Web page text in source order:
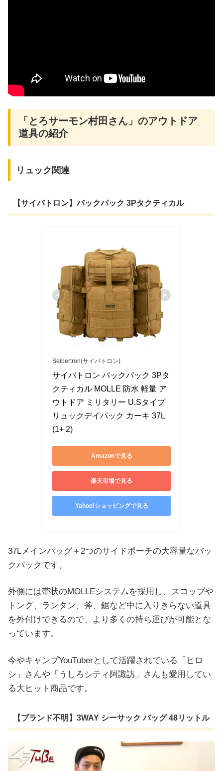
「とろサーモン村田さん」のアウトドア
道具の紹介
リュック関連
【サイバトロン】バックパック 3Pタクティカル
Seibertron(サイバトロン)
サイバトロン バックパック 3Pタ
クティカル MOLLE 防水 軽量 ア
ウトドア ミリタリー U.Sタイプ
リュックデイパック カーキ 37L
(1+ 2)
Amazonで見る
楽天市場で見る
Yahoo!ショッピングで見る
37Lメインバッグ＋2つのサイドポーチの大容量なバッ
クパックです。
外側には帯状のMOLLEシステムを採用し、スコップや
トング、ランタン、斧、鋸など中に入りきらない道具
を外付けできるので、より多くの持ち運びが可能とな
っています。
今やキャンプYouTuberとして活躍されている「ヒロ
シ」さんや「うしろシティ阿諏訪」さんも愛用してい
る大ヒット商品です。
【ブランド不明】3WAY シーサック バッグ 48リットル